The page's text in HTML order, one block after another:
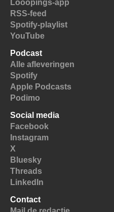
Looopings-app
RSS-feed
Spotify-playlist
YouTube
Podcast
Alle afleveringen
Spotify
Apple Podcasts
Podimo
Social media
Facebook
Instagram
X
Bluesky
Threads
LinkedIn
Contact